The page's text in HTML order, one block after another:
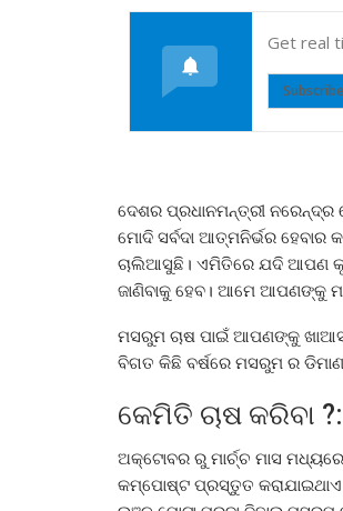
Get real
Subscribe
ଦେଶର ପ୍ରଧାନମନ୍ତ୍ରୀ ନରେନ୍ଦ୍ର
ମୋଦି ସର୍ବଦା ଆତ୍ମନିର୍ଭର ହେବାର
ଚାଲିଆସୁଛି। ଏମିତିରେ ଯଦି ଆପଣ
ଜାଣିବାକୁ ହେବ। ଆମେ ଆପଣଙ୍କୁ
ମସରୁମ ଚାଷ ପାଇଁ ଆପଣଙ୍କୁ
ବିଗତ କିଛି ବର୍ଷରେ ମସରୁମ ର
କେମିତି ଚାଷ କରିବା
ଅକ୍ଟୋବର ରୁ ମାର୍ଚ୍ଚ ମାସ
କମ୍ପୋଷ୍ଟ ପ୍ରସ୍ତୁତ